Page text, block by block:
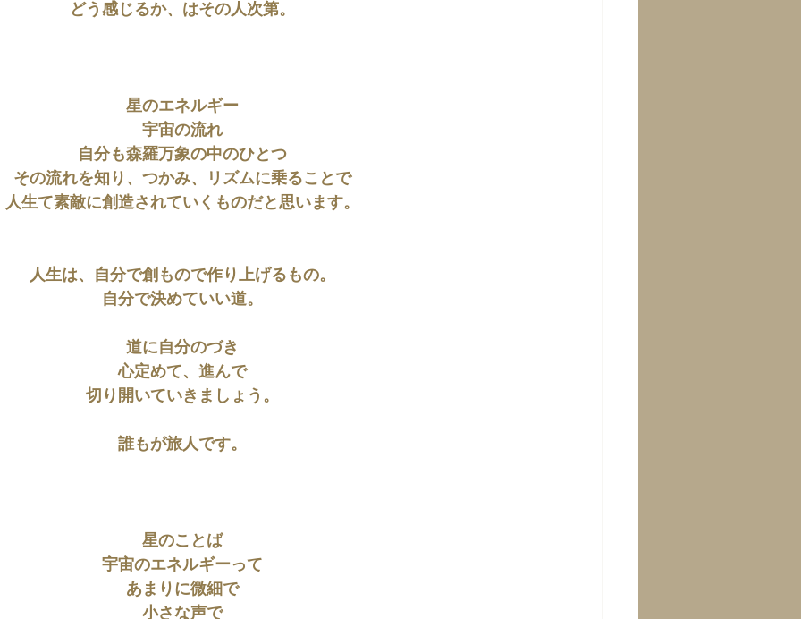
どう感じるか、はその人次第。
星のエネルギー
宇宙の流れ
自分も森羅万象の中のひとつ
その流れを知り、つかみ、リズムに乗ることで
人生て素敵に創造されていくものだと思います。
人生は、自分で創もので作り上げるもの。
自分で決めていい道。
道に自分のづき
心定めて、進んで
切り開いていきましょう。
誰もが旅人です。
星のことば
宇宙のエネルギーって
あまりに微細で
小さな声で